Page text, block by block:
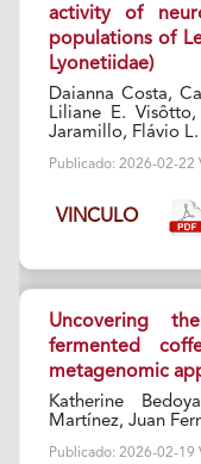
activity of
populations of
Lyonetiidae)
Daianna Costa,
Liliane E.
Jaramillo, Flávio L.
Publicado: 2026-02-22
VINCULO
Uncovering
fermented
metagenomic
Katherine
Martínez, Juan
Publicado: 2026-02-19